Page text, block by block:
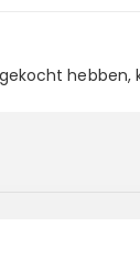
hebben,